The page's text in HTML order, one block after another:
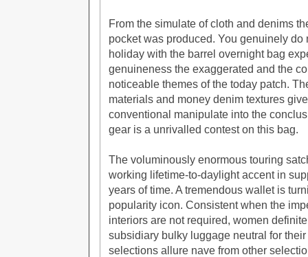
From the simulate of cloth and denims
pocket was produced. You genuinely do
holiday with the barrel overnight bag
genuineness the exaggerated and the
noticeable themes of the today patch.
materials and money denim textures
conventional manipulate into the
gear is a unrivalled contest on this bag.
The voluminously enormous touring
working lifetime-to-daylight accent in
years of time. A tremendous wallet is
popularity icon. Consistent when the
interiors are not required, women
subsidiary bulky luggage neutral for
selections allure nave from other